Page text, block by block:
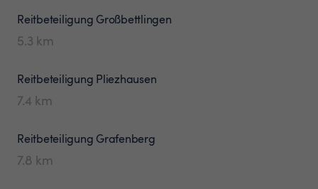
Reitbeteiligung Großbettlingen
5.3 km
Reitbeteiligung Pliezhausen
7.4 km
Reitbeteiligung Grafenberg
7.8 km